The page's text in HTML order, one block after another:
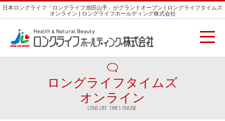
日本ロングライフ「ロングライフ池田山手」がグランドオープン | ロングライフタイムズ
オンライン | ロングライフホールディング株式会社
ロングライフタイムズ
オンライン
LONG LIFE TIMES ONLINE